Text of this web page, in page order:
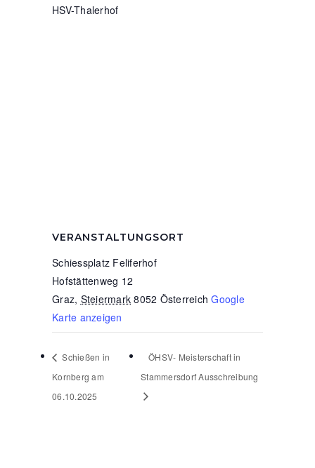
HSV-Thalerhof
VERANSTALTUNGSORT
Schiessplatz Feliferhof
Hofstättenweg 12
Graz, Steiermark 8052 Österreich Google
Karte anzeigen
Schießen in
Kornberg am
06.10.2025
ÖHSV- Meisterschaft in
Stammersdorf Ausschreibung